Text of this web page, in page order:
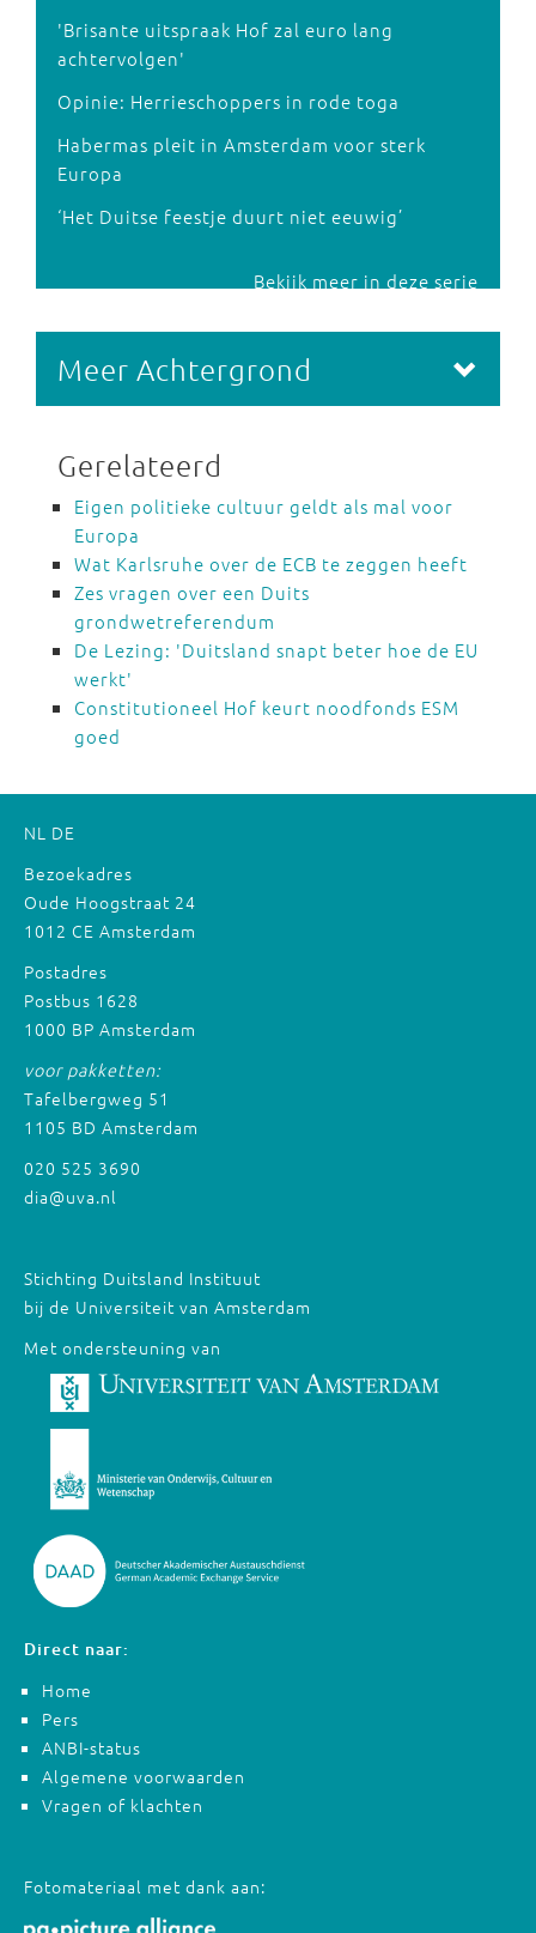
'Brisante uitspraak Hof zal euro lang
achtervolgen'
Opinie: Herrieschoppers in rode toga
Habermas pleit in Amsterdam voor sterk
Europa
‘Het Duitse feestje duurt niet eeuwig’
Bekijk meer in deze serie
Meer Achtergrond
Gerelateerd
Eigen politieke cultuur geldt als mal voor
Europa
Wat Karlsruhe over de ECB te zeggen heeft
Zes vragen over een Duits
grondwetreferendum
De Lezing: 'Duitsland snapt beter hoe de EU
werkt'
Constitutioneel Hof keurt noodfonds ESM
goed
NL DE
Bezoekadres
Oude Hoogstraat 24
1012 CE Amsterdam
Postadres
Postbus 1628
1000 BP Amsterdam
voor pakketten:
Tafelbergweg 51
1105 BD Amsterdam
020 525 3690
dia@uva.nl
Stichting Duitsland Instituut
bij de Universiteit van Amsterdam
Met ondersteuning van
Direct naar:
Home
Pers
ANBI-status
Algemene voorwaarden
Vragen of klachten
Fotomateriaal met dank aan: